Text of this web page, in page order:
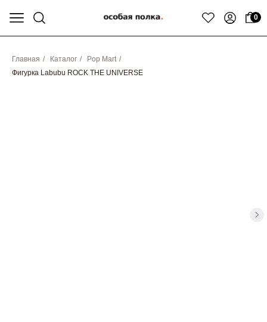
0
Главная / Каталог / Pop Mart /
Фигурка Labubu ROCK THE UNIVERSE